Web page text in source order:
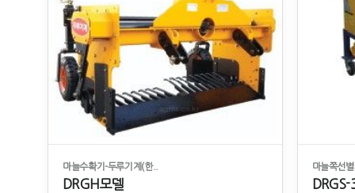
마늘수확기-두루기계(한..
DRGH모델
마늘쪽선